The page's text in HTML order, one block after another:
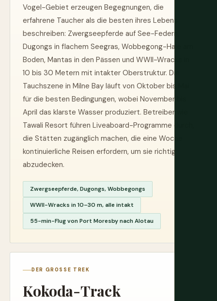
Vogel-Gebiet erzeugen Begegnungen, die
erfahrene Taucher als die besten ihres Lebens
beschreiben: Zwergseepferde auf See-Federn,
Dugongs in flachem Seegras, Wobbegong-Haie am
Boden, Mantas in den Pässen und WWII-Wracks in
10 bis 30 Metern mit intakter Oberstruktur. Die
Tauchszene in Milne Bay läuft von Oktober bis Mai
für die besten Bedingungen, wobei November bis
April das klarste Wasser produziert. Betreiber wie
Tawali Resort führen Liveaboard-Programme durch,
die Stätten zugänglich machen, die eine Woche
kontinuierliche Reisen erfordern, um sie richtig
abzudecken.
Zwergseepferde, Dugongs, Wobbegongs
WWII-Wracks in 10–30 m, alle intakt
55-min-Flug von Port Moresby nach Alotau
DER GROSSE TREK
Kokoda-Track